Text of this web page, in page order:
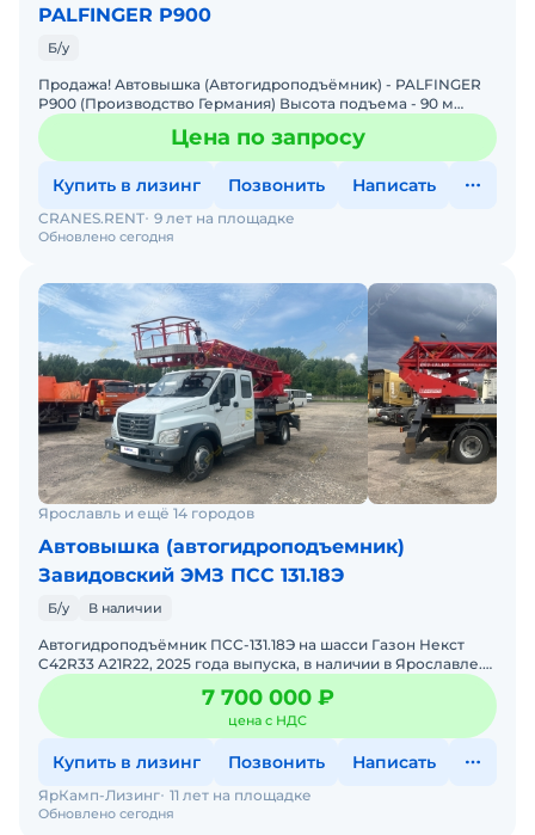
PALFINGER P900
Б/у
Продажа! Автовышка (Автогидроподъёмник) - PALFINGER
P900 (Производство Германия) Высота подъема - 90 м
Горизонтальный вылет - 32,3 м Грузоподъемность платф
Цена по запросу
Купить в лизинг Позвонить Написать
Обновлено сегодня
CRANES.RENT 9 лет на площадке
Ярославль и ещё 14 городов
Автовышка (автогидроподъемник)
Завидовский ЭМЗ ПСС 131.18Э
Б/у В наличии
Автогидроподъёмник ПСС-131.18Э на шасси Газон Некст
C42R33 A21R22, 2025 года выпуска, в наличии в Ярославле.
Базовое шасси: ГАЗ C42R33 Экологический класс: Евр
7 700 000 ₽
цена с НДС
Купить в лизинг Позвонить Написать
Обновлено сегодня
ЯрКамп-Лизинг 11 лет на площадке